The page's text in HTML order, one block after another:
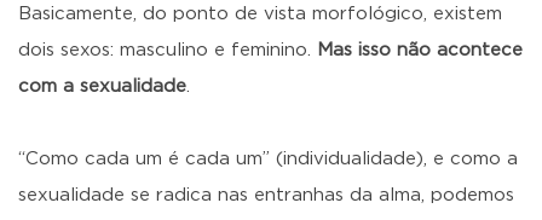
Basicamente, do ponto de vista morfológico, existem
dois sexos: masculino e feminino. Mas isso não acontece
com a sexualidade.
“Como cada um é cada um” (individualidade), e como a
sexualidade se radica nas entranhas da alma, podemos